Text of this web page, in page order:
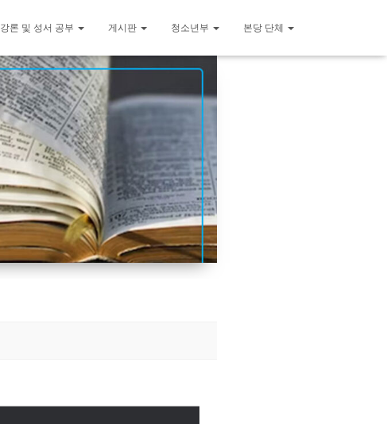
강론 및 성서 공부 게시판 청소년부 본당 단체